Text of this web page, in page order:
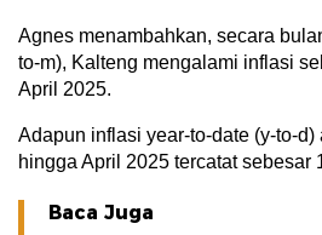
Agnes menambahkan, secara
to-m), Kalteng mengalami inflasi
April 2025.
Adapun inflasi year-to-date (y-to-d)
hingga April 2025 tercatat sebesar
Baca Juga